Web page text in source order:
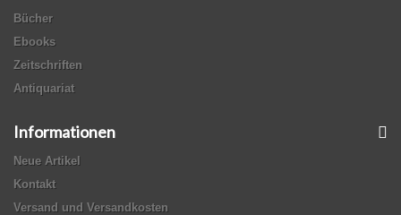
Bücher
Ebooks
Zeitschriften
Antiquariat
Informationen
Neue Artikel
Kontakt
Versand und Versandkosten